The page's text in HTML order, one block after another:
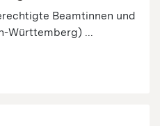
Beamtinnen und
Württemberg) ...